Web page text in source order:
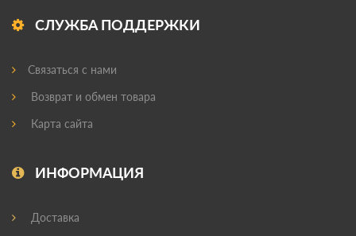
СЛУЖБА ПОДДЕРЖКИ
Связаться с нами
Возврат и обмен товара
Карта сайта
ИНФОРМАЦИЯ
Доставка